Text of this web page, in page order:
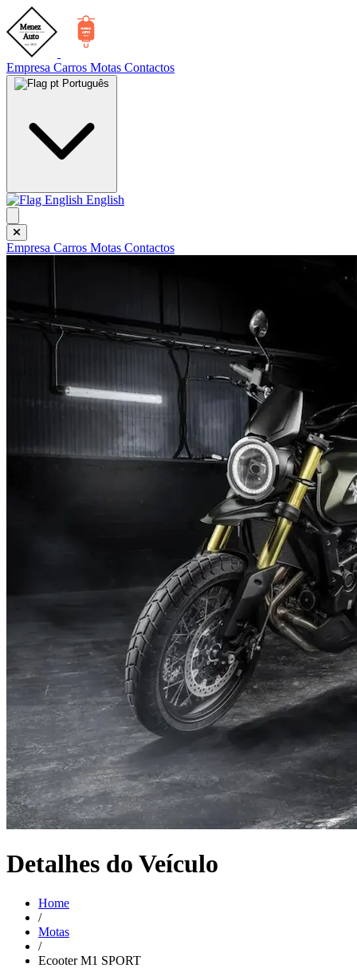
Empresa Carros Motas Contactos
Português
English
Empresa Carros Motas Contactos
Detalhes do Veículo
Home
/
Motas
/
Ecooter M1 SPORT